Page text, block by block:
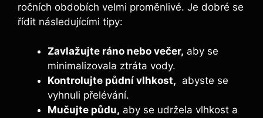
ročních obdobích‍ velmi proměnlivé. Je⁢ dobré se
řídit následujícími tipy:
Zavlažujte ⁤ráno nebo večer, aby se
minimalizovala ztráta vody.
Kontrolujte půdní vlhkost, ⁣ abyste se
vyhnuli přelévání.
Mučujte půdu, aby se udržela vlhkost‌ a